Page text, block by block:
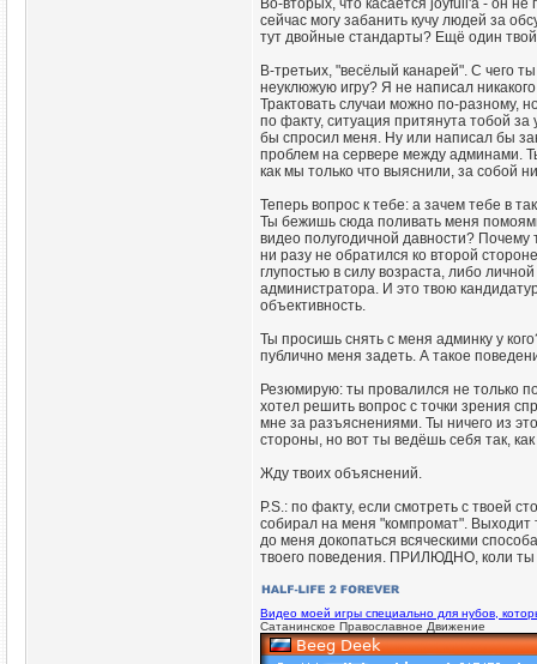
Во-вторых, что касается joyfull'a - он
сейчас могу забанить кучу людей за
тут двойные стандарты? Ещё один
В-третьих, "весёлый канарей". С чего
неуклюжую игру? Я не написал
Трактовать случаи можно по-разному,
по факту, ситуация притянута тобой
бы спросил меня. Ну или написал бы
проблем на сервере между админами.
как мы только что выяснили, за собой
Теперь вопрос к тебе: а зачем тебе в
Ты бежишь сюда поливать меня
видео полугодичной давности?
ни разу не обратился ко второй
глупостью в силу возраста, либо
администратора. И это твою
объективность.
Ты просишь снять с меня админку у
публично меня задеть. А такое
Резюмирую: ты провалился не только
хотел решить вопрос с точки зрения
мне за разъяснениями. Ты ничего из
стороны, но вот ты ведёшь себя так,
Жду твоих объяснений.
P.S.: по факту, если смотреть с твоей
собирал на меня "компромат". Выходит
до меня докопаться всяческими
твоего поведения. ПРИЛЮДНО, коли ты
Видео моей игры специально для нубов,
Сатанинское Православное Движение